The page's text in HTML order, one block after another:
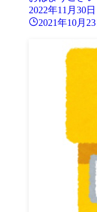
2022年11月30
2021年10月23